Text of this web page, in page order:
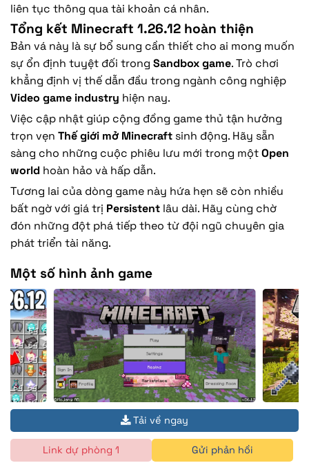
liên tục thông qua tài khoản cá nhân.
Tổng kết Minecraft 1.26.12 hoàn thiện
Bản vá này là sự bổ sung cần thiết cho ai mong muốn
sự ổn định tuyệt đối trong Sandbox game. Trò chơi
khẳng định vị thế dẫn đầu trong ngành công nghiệp
Video game industry hiện nay.
Việc cập nhật giúp cộng đồng game thủ tận hưởng
trọn vẹn Thế giới mở Minecraft sinh động. Hãy sẵn
sàng cho những cuộc phiêu lưu mới trong mộtOpen
world hoàn hảo và hấp dẫn.
Tương lai của dòng game này hứa hẹn sẽ còn nhiều
bất ngờ với giá trị Persistent lâu dài. Hãy cùng chờ
đón những đột phá tiếp theo từ đội ngũ chuyên gia
phát triển tài năng.
Một số hình ảnh game
Tải về ngay
Link dự phòng 1 Gửi phản hồi